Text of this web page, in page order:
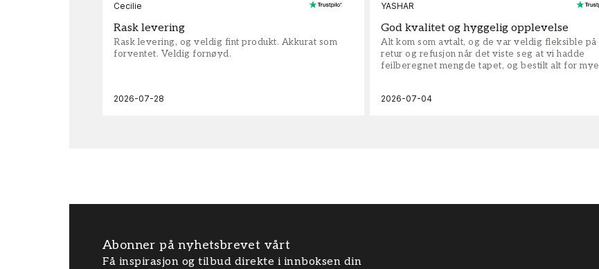
Cecilie
Rask levering
Rask levering, og veldig fint produkt. Akkurat som
forventet. Veldig fornøyd.
2026-07-28
YASHAR
God kvalitet og hyggelig opplevelse
Alt kom som avtalt, og de var veldig fleksible på
retur og refusjon når det viste seg at vi hadde
feilberegnet mengde tapet, og bestilt alt for mye
2026-07-04
Abonner på nyhetsbrevet vårt
Få inspirasjon og tilbud direkte i innboksen din